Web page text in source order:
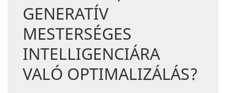
GENERATÍV
MESTERSÉGES
INTELLIGENCIÁRA
VALÓ OPTIMALIZÁLÁS?